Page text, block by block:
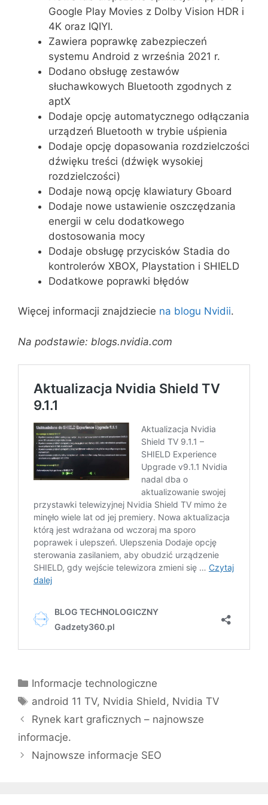
Google Play Movies z Dolby Vision HDR i
4K oraz IQIYI.
Zawiera poprawkę zabezpieczeń
systemu Android z września 2021 r.
Dodano obsługę zestawów
słuchawkowych Bluetooth zgodnych z
aptX
Dodaje opcję automatycznego odłączania
urządzeń Bluetooth w trybie uśpienia
Dodaje opcję dopasowania rozdzielczości
dźwięku treści (dźwięk wysokiej
rozdzielczości)
Dodaje nową opcję klawiatury Gboard
Dodaje nowe ustawienie oszczędzania
energii w celu dodatkowego
dostosowania mocy
Dodaje obsługę przycisków Stadia do
kontrolerów XBOX, Playstation i SHIELD
Dodatkowe poprawki błędów
Więcej informacji znajdziecie na blogu Nvidii.
Na podstawie: blogs.nvidia.com
Kategorie
Informacje technologiczne
Tagi
android 11 TV, Nvidia Shield, Nvidia TV
Rynek kart graficznych – najnowsze
informacje.
Najnowsze informacje SEO